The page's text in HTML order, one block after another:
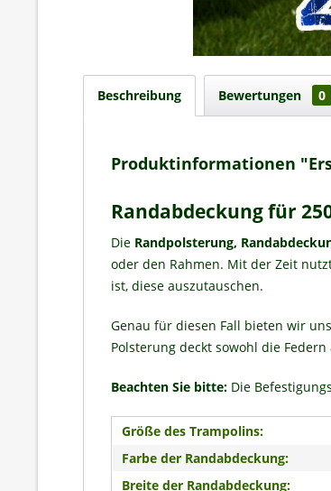
Beschreibung Bewertungen 0
Produktinformationen
Randabdeckung für
Die Randpolsterung,
oder den Rahmen. Mit der Zeit
ist, diese auszutauschen.
Genau für diesen Fall bieten wir
Polsterung deckt sowohl die
Beachten Sie bitte: Die
Größe des Trampolins:
Farbe der Randabdeckung:
Breite der Randabdeckung: